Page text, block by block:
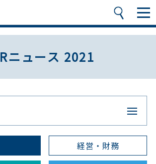
ニュース 2021
経営・財務